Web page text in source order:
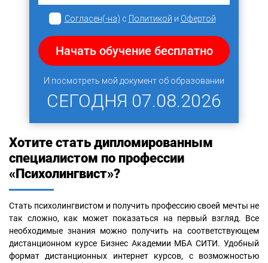
Согласен(-на) с Политикой и Офертой
Начать обучение бесплатно
И посмотреть мой документ об образовании
СЕГОДНЯ 07.08.2026
Хотите стать дипломированным
специалистом по профессии
«Психолингвист»?
Стать психолингвистом и получить профессию своей мечты не
так сложно, как может показаться на первый взгляд. Все
необходимые знания можно получить на соответствующем
дистанционном курсе Бизнес Академии МБА СИТИ. Удобный
формат дистанционных интернет курсов, с возможностью